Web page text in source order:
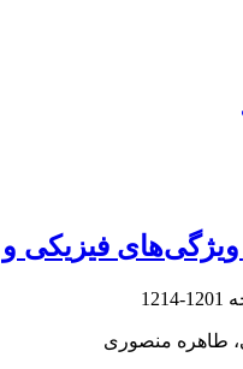
ویژگی‌های
1201-1214
طاهره منصوری